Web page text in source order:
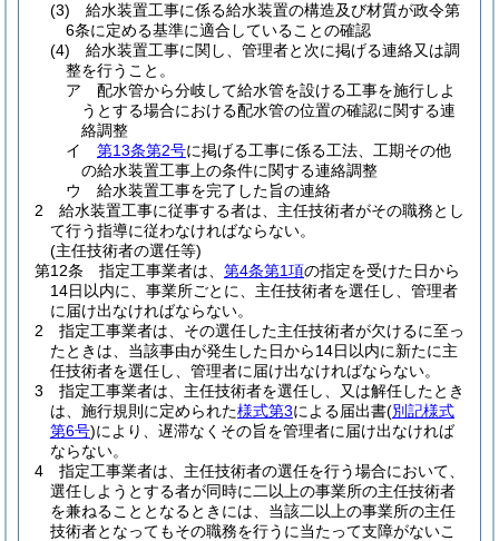
(3)
給水装置工事に係る給水装置の構造及び材質が政令第
6条に定める基準に適合していることの確認
(4)
給水装置工事に関し、管理者と次に掲げる連絡又は調
整を行うこと。
ア
配水管から分岐して給水管を設ける工事を施行しよ
うとする場合における配水管の位置の確認に関する連
絡調整
イ
第13条第2号に掲げる工事に係る工法、工期その他
の給水装置工事上の条件に関する連絡調整
ウ
給水装置工事を完了した旨の連絡
2
給水装置工事に従事する者は、主任技術者がその職務とし
て行う指導に従わなければならない。
(主任技術者の選任等)
第12条
指定工事業者は、 第4条第1項の指定を受けた日から
14日以内に、事業所ごとに、主任技術者を選任し、管理者
に届け出なければならない。
2
指定工事業者は、その選任した主任技術者が欠けるに至っ
たときは、当該事由が発生した日から14日以内に新たに主
任技術者を選任し、管理者に届け出なければならない。
3
指定工事業者は、主任技術者を選任し、又は解任したとき
は、施行規則に定められた様式第3による届出書(別記様式
第6号)により、遅滞なくその旨を管理者に届け出なければ
ならない。
4
指定工事業者は、主任技術者の選任を行う場合において、
選任しようとする者が同時に二以上の事業所の主任技術者
を兼ねることとなるときには、当該二以上の事業所の主任
技術者となってもその職務を行うに当たって支障がないこ